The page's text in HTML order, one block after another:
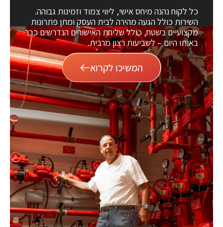
כל לקוח נהנה מיחס אישי, ליווי צמוד וזמינות גבוהה.
השירות כולל הגעה מהירה לבית העסק ומתן פתרונות
מקצועיים בשטח, כולל שליחת האישורים הנדרשים כבר
באותו היום – לשביעות רצון מרבית.
המשיכו לקרוא